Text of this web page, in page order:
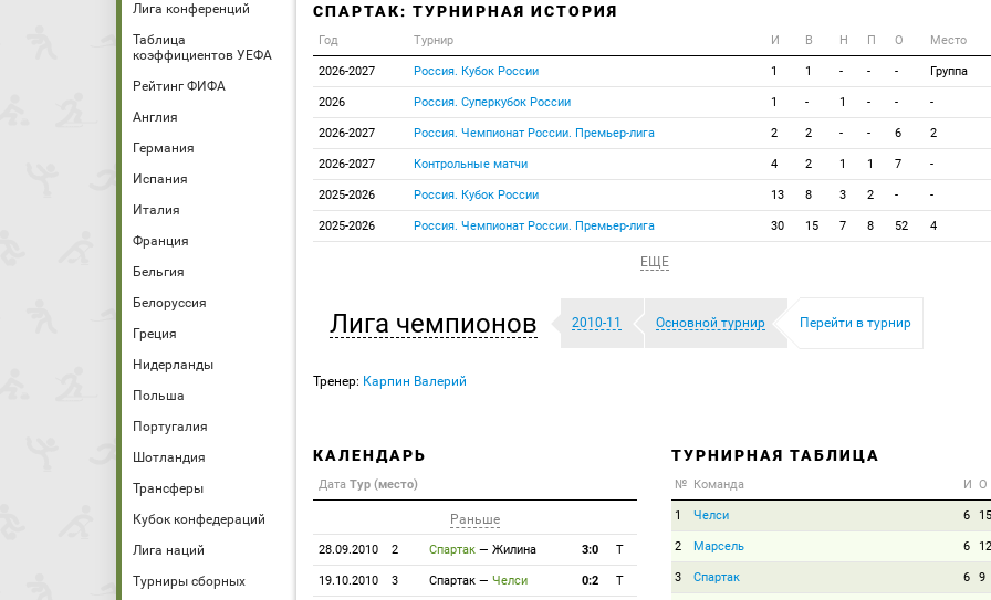
Лига конференций
Таблица
коэффициентов УЕФА
Рейтинг ФИФА
Англия
Германия
Испания
Италия
Франция
Бельгия
Белоруссия
Греция
Нидерланды
Польша
Португалия
Шотландия
Трансферы
Кубок конфедераций
Лига наций
Турниры сборных
СПАРТАК: ТУРНИРНАЯ ИСТОРИЯ
Год Турнир И В Н П О Место
2026-2027 Россия. Кубок России 1 1 - - - Группа
2026 Россия. Суперкубок России 1 - 1 - - -
2026-2027 Россия. Чемпионат России. Премьер-лига 2 2 - - 6 2
2026-2027 Контрольные матчи 4 2 1 1 7 -
2025-2026 Россия. Кубок России 13 8 3 2 - -
2025-2026 Россия. Чемпионат России. Премьер-лига 30 15 7 8 52 4
ЕЩЕ
Лига чемпионов 2010-11 Основной турнир Перейти в турнир
Тренер: Карпин Валерий
КАЛЕНДАРЬ
Дата Тур (место)
Раньше
28.09.2010 2 Спартак — Жилина 3:0 T
19.10.2010 3 Спартак — Челси 0:2 T
ТУРНИРНАЯ ТАБЛИЦА
№ Команда И О
1 Челси 6 15
2 Марсель 6 12
3 Спартак 6 9